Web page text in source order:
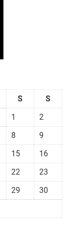
S
S
1
2
8
9
15
16
22
23
29
30